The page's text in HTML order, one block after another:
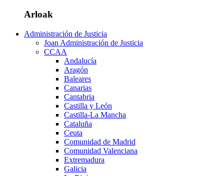
Arloak
Administración de Justicia
Joan Administración de Justicia
CCAA
Andalucía
Aragón
Baleares
Canarias
Cantabria
Castilla y León
Castilla-La Mancha
Cataluña
Ceuta
Comunidad de Madrid
Comunidad Valenciana
Extremadura
Galicia